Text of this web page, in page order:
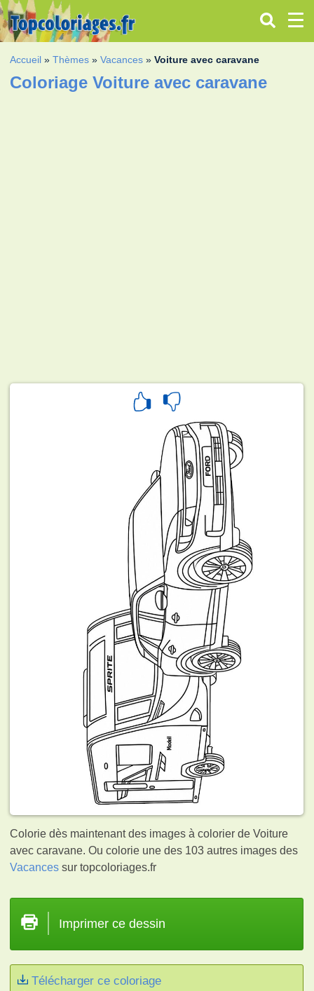
Accueil »Thèmes »Vacances »Voiture avec caravane
Coloriage Voiture avec caravane
Colorie dès maintenant des images à colorier de Voiture
avec caravane. Ou colorie une des 103 autres images des
Vacances sur topcoloriages.fr
Imprimer ce dessin
Télécharger ce coloriage